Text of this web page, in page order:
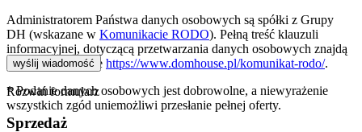
Administratorem Państwa danych osobowych są spółki z Grupy
DH (wskazane w Komunikacie RODO). Pełną treść klauzuli
informacyjnej, dotyczącą przetwarzania danych osobowych znajdą
Państwo na stronie https://www.domhouse.pl/komunikat-rodo/.
* Podanie danych osobowych jest dobrowolne, a niewyrażenie
wszystkich zgód uniemożliwi przesłanie pełnej oferty.
Rozwiń formularz
Sprzedaż